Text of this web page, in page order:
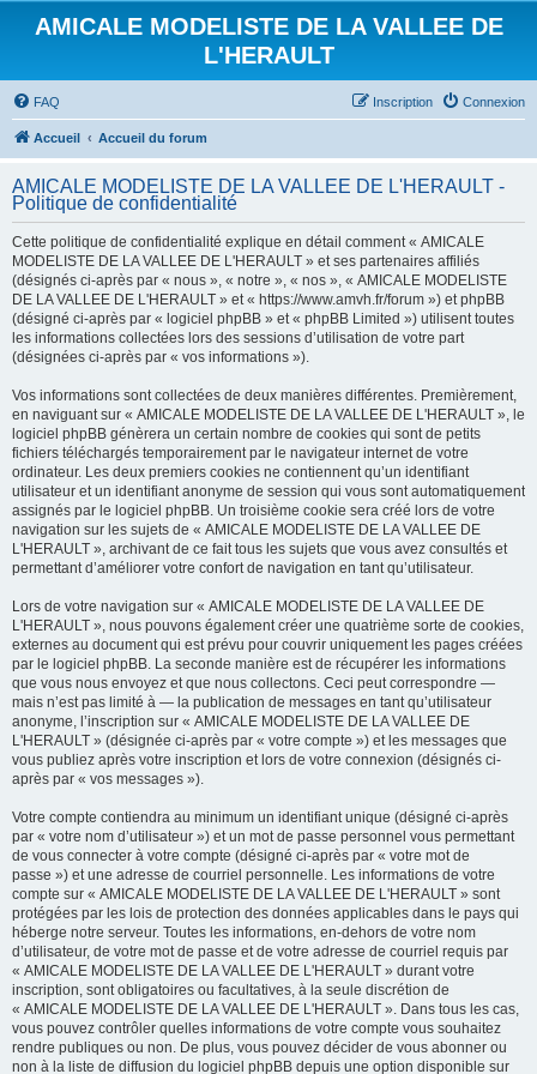
AMICALE MODELISTE DE LA VALLEE DE
L'HERAULT
FAQ Connexion
Inscription
Accueil Accueil du forum
AMICALE MODELISTE DE LA VALLEE DE L'HERAULT -
Politique de confidentialité
Cette politique de confidentialité explique en détail comment « AMICALE
MODELISTE DE LA VALLEE DE L'HERAULT » et ses partenaires affiliés
(désignés ci-après par « nous », « notre », « nos », « AMICALE MODELISTE
DE LA VALLEE DE L'HERAULT » et « https://www.amvh.fr/forum ») et phpBB
(désigné ci-après par « logiciel phpBB » et « phpBB Limited ») utilisent toutes
les informations collectées lors des sessions d’utilisation de votre part
(désignées ci-après par « vos informations »).
Vos informations sont collectées de deux manières différentes. Premièrement,
en naviguant sur « AMICALE MODELISTE DE LA VALLEE DE L'HERAULT », le
logiciel phpBB génèrera un certain nombre de cookies qui sont de petits
fichiers téléchargés temporairement par le navigateur internet de votre
ordinateur. Les deux premiers cookies ne contiennent qu’un identifiant
utilisateur et un identifiant anonyme de session qui vous sont automatiquement
assignés par le logiciel phpBB. Un troisième cookie sera créé lors de votre
navigation sur les sujets de « AMICALE MODELISTE DE LA VALLEE DE
L'HERAULT », archivant de ce fait tous les sujets que vous avez consultés et
permettant d’améliorer votre confort de navigation en tant qu’utilisateur.
Lors de votre navigation sur « AMICALE MODELISTE DE LA VALLEE DE
L'HERAULT », nous pouvons également créer une quatrième sorte de cookies,
externes au document qui est prévu pour couvrir uniquement les pages créées
par le logiciel phpBB. La seconde manière est de récupérer les informations
que vous nous envoyez et que nous collectons. Ceci peut correspondre —
mais n’est pas limité à — la publication de messages en tant qu’utilisateur
anonyme, l’inscription sur « AMICALE MODELISTE DE LA VALLEE DE
L'HERAULT » (désignée ci-après par « votre compte ») et les messages que
vous publiez après votre inscription et lors de votre connexion (désignés ci-
après par « vos messages »).
Votre compte contiendra au minimum un identifiant unique (désigné ci-après
par « votre nom d’utilisateur ») et un mot de passe personnel vous permettant
de vous connecter à votre compte (désigné ci-après par « votre mot de
passe ») et une adresse de courriel personnelle. Les informations de votre
compte sur « AMICALE MODELISTE DE LA VALLEE DE L'HERAULT » sont
protégées par les lois de protection des données applicables dans le pays qui
héberge notre serveur. Toutes les informations, en-dehors de votre nom
d’utilisateur, de votre mot de passe et de votre adresse de courriel requis par
« AMICALE MODELISTE DE LA VALLEE DE L'HERAULT » durant votre
inscription, sont obligatoires ou facultatives, à la seule discrétion de
« AMICALE MODELISTE DE LA VALLEE DE L'HERAULT ». Dans tous les cas,
vous pouvez contrôler quelles informations de votre compte vous souhaitez
rendre publiques ou non. De plus, vous pouvez décider de vous abonner ou
non à la liste de diffusion du logiciel phpBB depuis une option disponible sur